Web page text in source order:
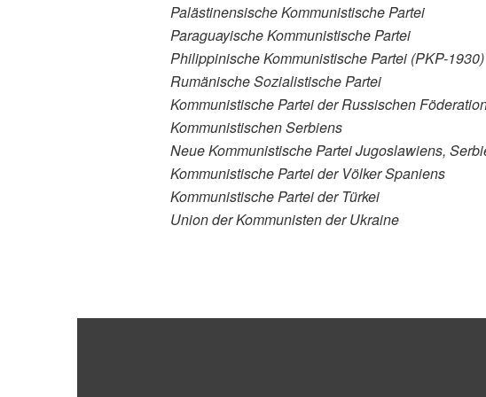
Palästinensische Kommunistische Partei
Paraguayische Kommunistische Partei
Philippinische Kommunistische Partei (PKP-1930)
Rumänische Sozialistische Partei
Kommunistische Partei der Russischen
Kommunistischen Serbiens
Neue Kommunistische Partei Jugoslawiens,
Kommunistische Partei der Völker Spaniens
Kommunistische Partei der Türkei
Union der Kommunisten der Ukraine